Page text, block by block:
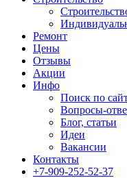
Ремонт
Цены
Отзывы
Акции
Инфо
Поиск по
Вопросы-
Блог, статьи
Идеи
Вакансии
Контакты
+7-909-252-52-37